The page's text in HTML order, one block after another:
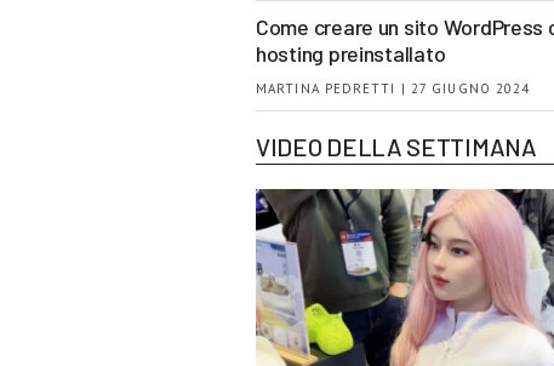
Come creare un sito WordPress
hosting preinstallato
MARTINA PEDRETTI | 27 GIUGNO 2024
VIDEO DELLA SETTIMANA